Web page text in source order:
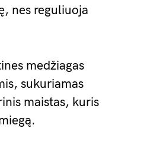
nes reguliuoja
medžiagas
sukuriamas
maistas, kuris